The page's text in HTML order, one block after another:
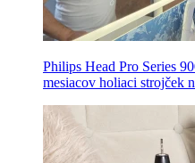
Philips Head Pro Series
mesiacov holiaci strojček